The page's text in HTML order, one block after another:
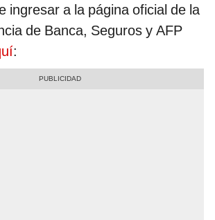
ingresar a la página oficial de la
de Banca, Seguros y AFP
: